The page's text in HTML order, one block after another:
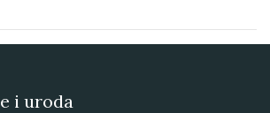
i uroda